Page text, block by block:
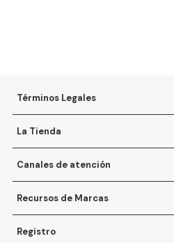
Términos Legales
La Tienda
Canales de atención
Recursos de Marcas
Registro